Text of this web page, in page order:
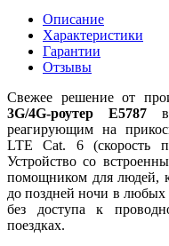
Описание
Характеристики
Гарантии
Отзывы
Свежее решение от
3G/4G-роутер E5787
реагирующим на
LTE Cat. 6 (скорость
Устройство со
помощником для людей,
до поздней ночи в любых
без доступа к
поездках.